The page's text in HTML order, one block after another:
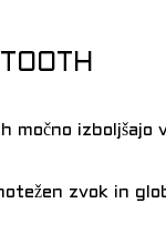
močno izboljšajo
zvok in